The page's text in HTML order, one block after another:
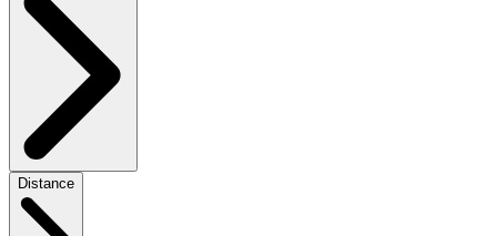
Distance